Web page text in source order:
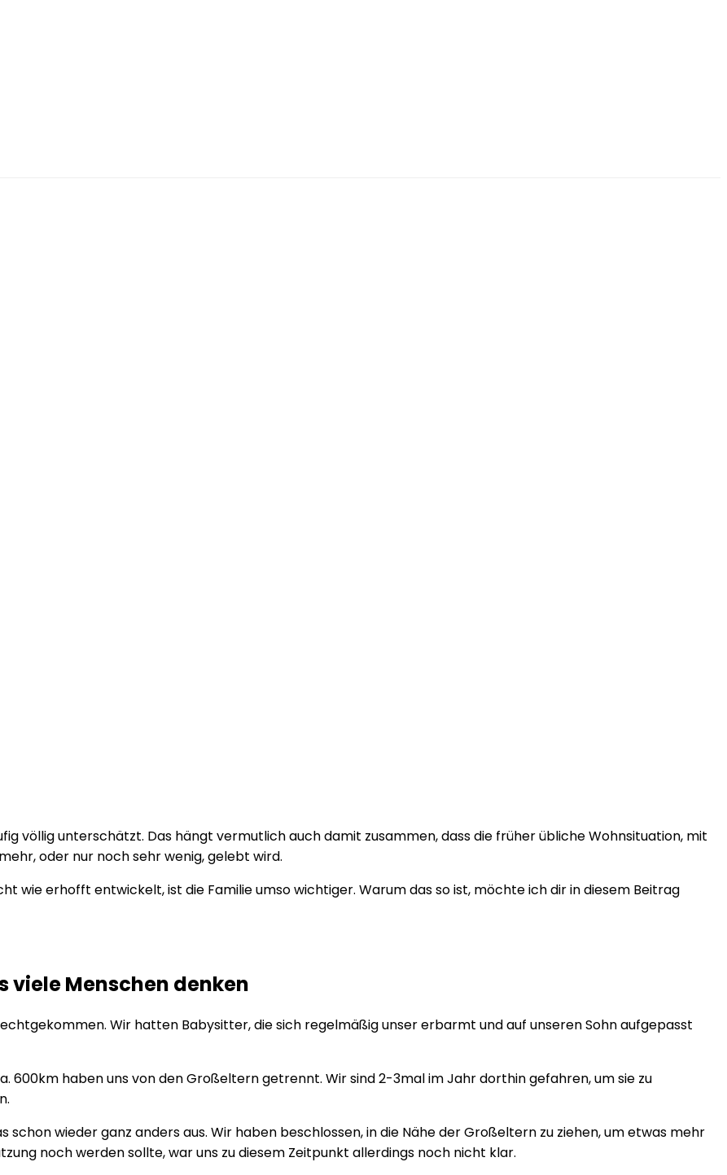
völlig unterschätzt. Das hängt vermutlich auch damit zusammen, dass die früher übliche Wohnsituation, mit
oder nur noch sehr wenig, gelebt wird.
wie erhofft entwickelt, ist die Familie umso wichtiger. Warum das so ist, möchte ich dir in diesem Beitrag
viele Menschen denken
Wir hatten Babysitter, die sich regelmäßig unser erbarmt und auf unseren Sohn aufgepasst
600km haben uns von den Großeltern getrennt. Wir sind 2-3mal im Jahr dorthin gefahren, um sie zu
schon wieder ganz anders aus. Wir haben beschlossen, in die Nähe der Großeltern zu ziehen, um etwas mehr
noch werden sollte, war uns zu diesem Zeitpunkt allerdings noch nicht klar.